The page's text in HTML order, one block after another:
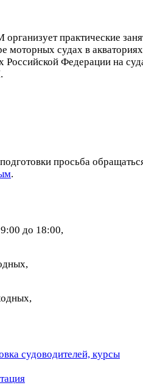
практические
моторных судах в акваториях
Российской Федерации на
просьба
.
до 18:00,
судоводителей, курсы